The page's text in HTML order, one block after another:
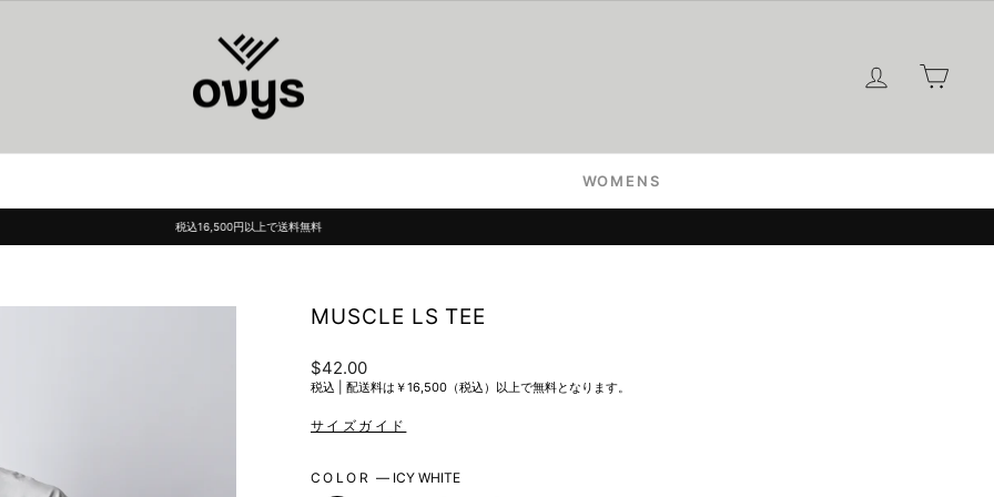
ログイン
WOMENS
Pause
税込16,500円以上で送料無料
MUSCLE LS TEE
Regular
price
$42.00
税込 | 配送料は￥16,500（税込）以上で無料となります。
COLOR— ICY WHITE